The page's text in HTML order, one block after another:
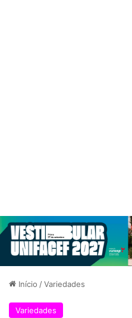
Início /Variedades
Variedades